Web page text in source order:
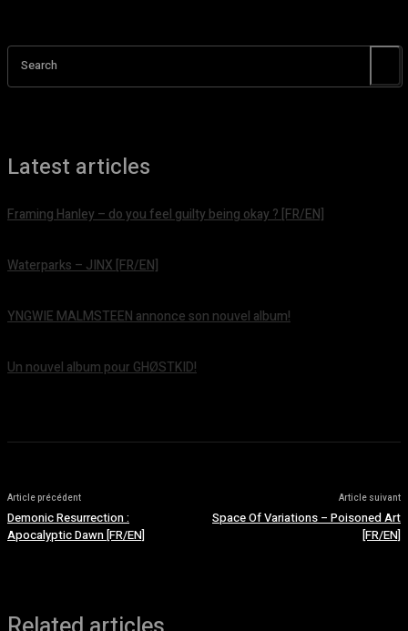
Search
Latest articles
Framing Hanley – do you feel guilty being okay ? [FR/EN]
Waterparks – JINX [FR/EN]
YNGWIE MALMSTEEN annonce son nouvel album!
Un nouvel album pour GHØSTKID!
Article précédent
Demonic Resurrection :
Apocalyptic Dawn [FR/EN]
Article suivant
Space Of Variations – Poisoned Art
[FR/EN]